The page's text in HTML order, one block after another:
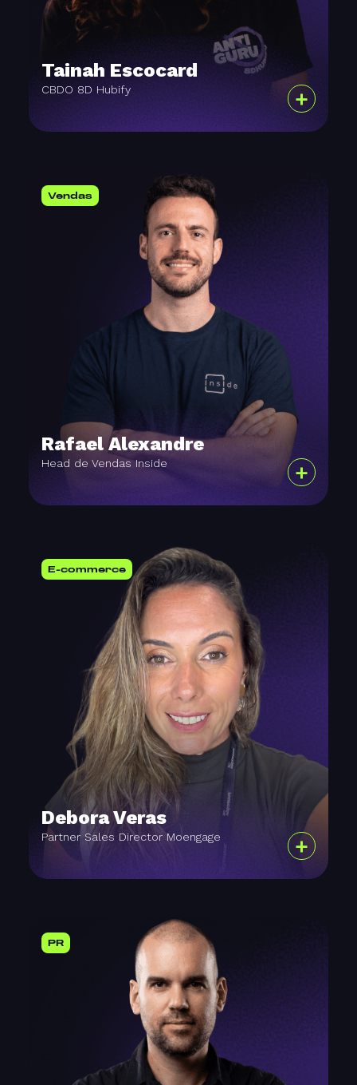
Tainah Escocard
CBDO 8D Hubify +
Rafael Alexandre
Head de Vendas Inside +
Vendas
Debora Veras
Partner Sales Director Moengage +
E-commerce
PR